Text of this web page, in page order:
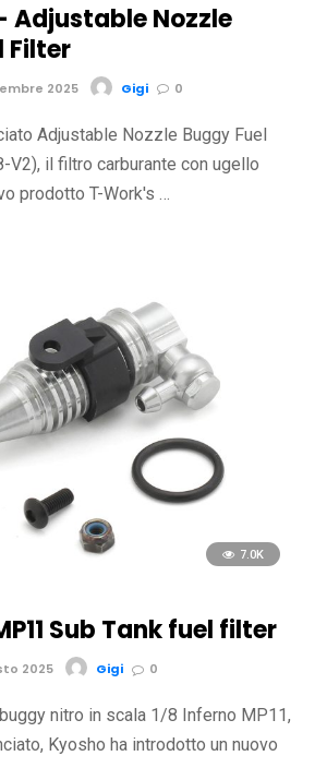
Adjustable Nozzle
Filter
2025 Gigi 0
Adjustable Nozzle Buggy Fuel
V2), il filtro carburante con ugello
prodotto T-Work's …
7.0K
Sub Tank fuel filter
2025 Gigi 0
nitro in scala 1/8 Inferno MP11,
Kyosho ha introdotto un nuovo